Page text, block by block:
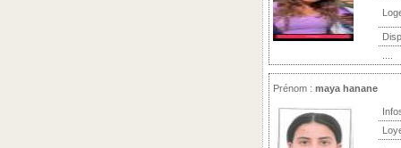
Prénom : maya hanane